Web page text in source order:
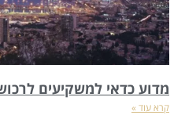
מדוע כדאי למשקיעים
קרא עוד »